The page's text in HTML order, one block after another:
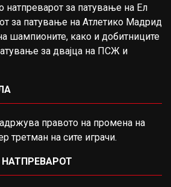
натпреварот за патување на Ел
за патување на Атлетико Мадрид
шампионите, како и добитниците
за двајца на ПСЖ и
правото на промена на
третман на сите играчи.